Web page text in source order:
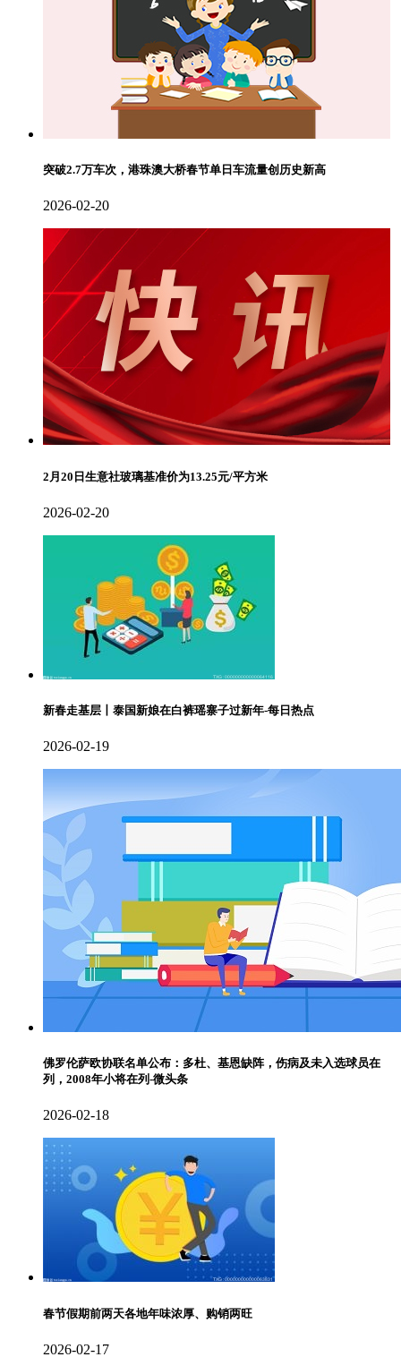
突破2.7万车次，港珠澳大桥春节单日车流量创历史新高
2026-02-20
2月20日生意社玻璃基准价为13.25元/平方米
2026-02-20
新春走基层丨泰国新娘在白裤瑶寨子过新年-每日热点
2026-02-19
佛罗伦萨欧协联名单公布：多杜、基恩缺阵，伤病及未入选球员在
列，2008年小将在列-微头条
2026-02-18
春节假期前两天各地年味浓厚、购销两旺
2026-02-17